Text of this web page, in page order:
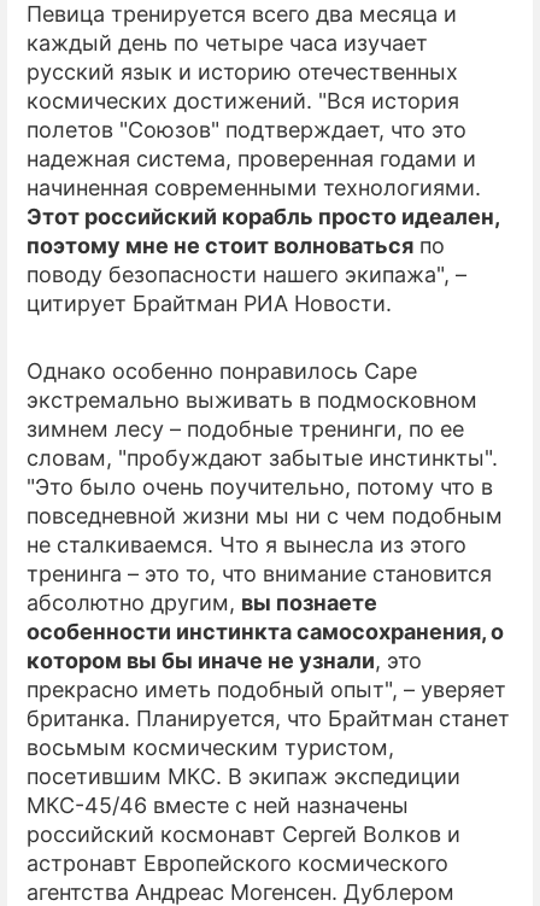
Певица тренируется всего два месяца и
каждый день по четыре часа изучает
русский язык и историю отечественных
космических достижений. "Вся история
полетов "Союзов" подтверждает, что это
надежная система, проверенная годами и
начиненная современными технологиями.
Этот российский корабль просто идеален,
поэтому мне не стоит волноваться по
поводу безопасности нашего экипажа", –
цитирует Брайтман РИА Новости.
Однако особенно понравилось Саре
экстремально выживать в подмосковном
зимнем лесу – подобные тренинги, по ее
словам, "пробуждают забытые инстинкты".
"Это было очень поучительно, потому что в
повседневной жизни мы ни с чем подобным
не сталкиваемся. Что я вынесла из этого
тренинга – это то, что внимание становится
абсолютно другим, вы познаете
особенности инстинкта самосохранения, о
котором вы бы иначе не узнали, это
прекрасно иметь подобный опыт", – уверяет
британка. Планируется, что Брайтман станет
восьмым космическим туристом,
посетившим МКС. В экипаж экспедиции
МКС-45/46 вместе с ней назначены
российский космонавт Сергей Волков и
астронавт Европейского космического
агентства Андреас Могенсен. Дублером